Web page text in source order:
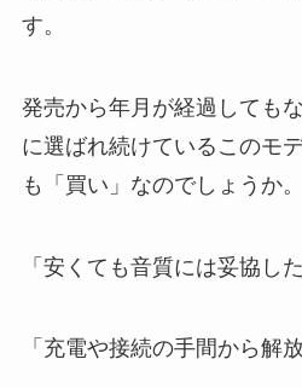
す。
発売から年月が経過しても
に選ばれ続けているこのモ
も「買い」なのでしょうか。
「安くても音質には妥協し
「充電や接続の手間から解